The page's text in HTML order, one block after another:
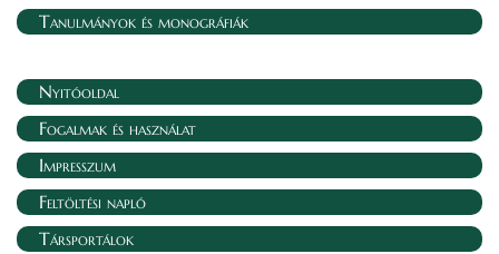
Tanulmányok és monográfiák
Nyitóoldal
Fogalmak és használat
Impresszum
Feltöltési napló
Társportálok